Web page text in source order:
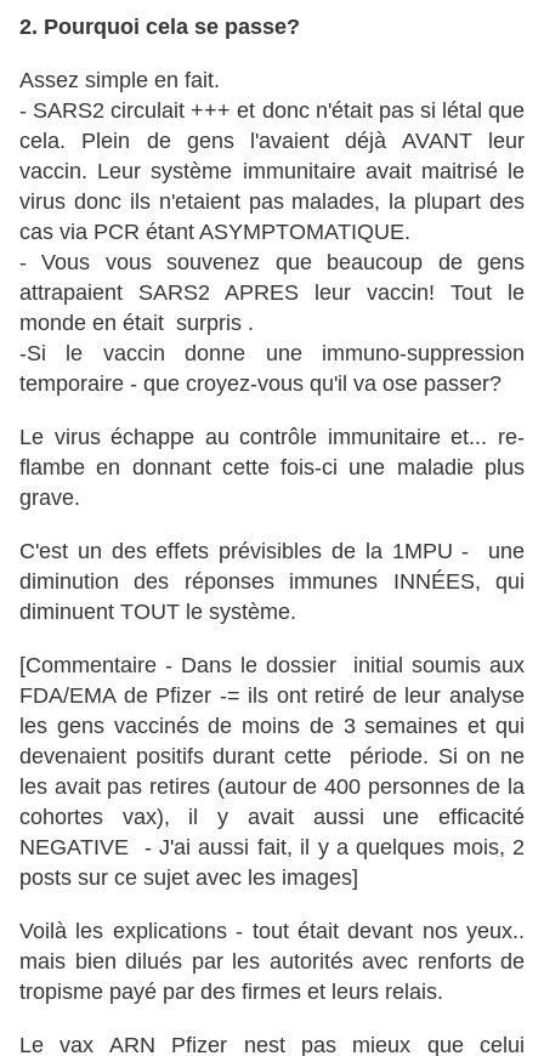
2. Pourquoi cela se passe?
Assez simple en fait.
- SARS2 circulait +++ et donc n'était pas si létal que
cela. Plein de gens l'avaient déjà AVANT leur
vaccin. Leur système immunitaire avait maitrisé le
virus donc ils n'etaient pas malades, la plupart des
cas via PCR étant ASYMPTOMATIQUE.
- Vous vous souvenez que beaucoup de gens
attrapaient SARS2 APRES leur vaccin! Tout le
monde en était surpris .
-Si le vaccin donne une immuno-suppression
temporaire - que croyez-vous qu'il va ose passer?
Le virus échappe au contrôle immunitaire et... re-
flambe en donnant cette fois-ci une maladie plus
grave.
C'est un des effets prévisibles de la 1MPU - une
diminution des réponses immunes INNÉES, qui
diminuent TOUT le système.
[Commentaire - Dans le dossier initial soumis aux
FDA/EMA de Pfizer -= ils ont retiré de leur analyse
les gens vaccinés de moins de 3 semaines et qui
devenaient positifs durant cette période. Si on ne
les avait pas retires (autour de 400 personnes de la
cohortes vax), il y avait aussi une efficacité
NEGATIVE - J'ai aussi fait, il y a quelques mois, 2
posts sur ce sujet avec les images]
Voilà les explications - tout était devant nos yeux..
mais bien dilués par les autorités avec renforts de
tropisme payé par des firmes et leurs relais.
Le vax ARN Pfizer nest pas mieux que celui